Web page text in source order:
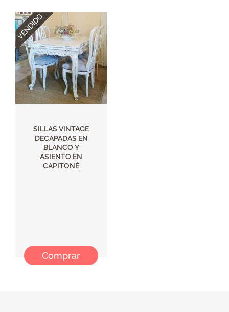
SILLAS VINTAGE
DECAPADAS EN
BLANCO Y
ASIENTO EN
CAPITONÉ
Comprar